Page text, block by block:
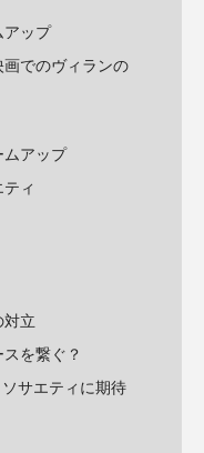
ップ
でのヴィランの
アップ
ィ
対立
を繋ぐ？
サエティに期待